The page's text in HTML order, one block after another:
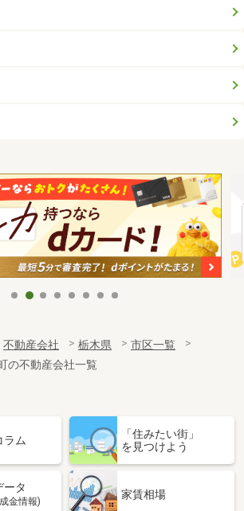
不動産会社 栃木県
市区一覧
の不動産会社一覧
ラム
「住みたい街」
を見つけよう
ータ
金情報)
家賃相場